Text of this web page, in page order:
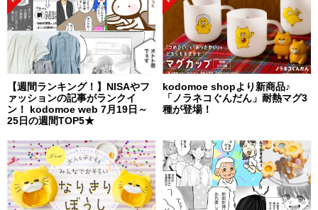
【週間ランキング！】NISAやフ
ァッションの記事がランクイ
ン！ kodomoe web 7月19日～
25日の週間TOP5★
kodomoe shopより新商品♪
「ノラネコぐんだん」耐熱マグ3
種が登場！